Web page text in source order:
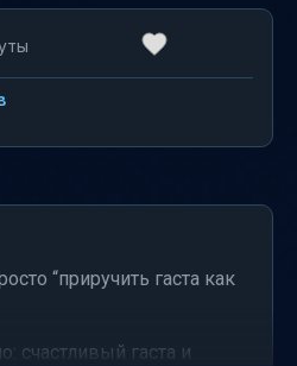
“приручить гаста как
счастливый гаста и